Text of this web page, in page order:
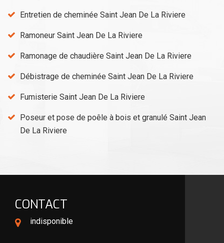
Entretien de cheminée Saint Jean De La Riviere
Ramoneur Saint Jean De La Riviere
Ramonage de chaudière Saint Jean De La Riviere
Débistrage de cheminée Saint Jean De La Riviere
Fumisterie Saint Jean De La Riviere
Poseur et pose de poêle à bois et granulé Saint Jean
De La Riviere
CONTACT
indisponible